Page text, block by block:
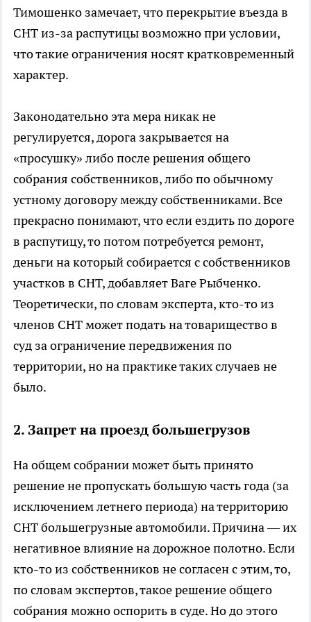
Тимошенко замечает, что перекрытие въезда в
СНТ из-за распутицы возможно при условии,
что такие ограничения носят кратковременный
характер.
Законодательно эта мера никак не
регулируется, дорога закрывается на
«просушку» либо после решения общего
собрания собственников, либо по обычному
устному договору между собственниками. Все
прекрасно понимают, что если ездить по дороге
в распутицу, то потом потребуется ремонт,
деньги на который собирается с собственников
участков в СНТ, добавляет Ваге Рыбченко.
Теоретически, по словам эксперта, кто-то из
членов СНТ может подать на товарищество в
суд за ограничение передвижения по
территории, но на практике таких случаев не
было.
2. Запрет на проезд большегрузов
На общем собрании может быть принято
решение не пропускать большую часть года (за
исключением летнего периода) на территорию
СНТ большегрузные автомобили. Причина — их
негативное влияние на дорожное полотно. Если
кто-то из собственников не согласен с этим, то,
по словам экспертов, такое решение общего
собрания можно оспорить в суде. Но до этого